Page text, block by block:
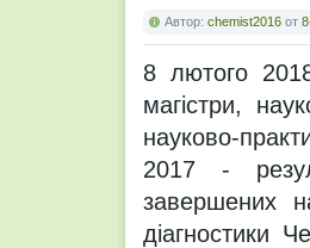
Автор: chemist2016 от
8 лютого
магістри,
науково-
2017 -
завершених
діагностики